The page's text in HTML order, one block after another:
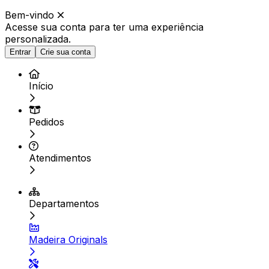
Bem-vindo
Acesse sua conta para ter uma experiência
personalizada.
Entrar Crie sua conta
Início
Pedidos
Atendimentos
Departamentos
Madeira Originals